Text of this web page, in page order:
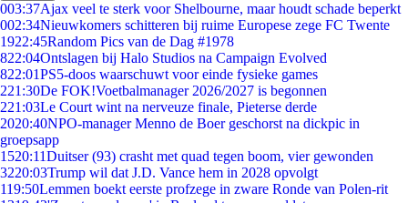
003:37Ajax veel te sterk voor Shelbourne, maar houdt schade beperkt
002:34Nieuwkomers schitteren bij ruime Europese zege FC Twente
1922:45Random Pics van de Dag #1978
822:04Ontslagen bij Halo Studios na Campaign Evolved
822:01PS5-doos waarschuwt voor einde fysieke games
221:30De FOK!Voetbalmanager 2026/2027 is begonnen
221:03Le Court wint na nerveuze finale, Pieterse derde
2020:40NPO-manager Menno de Boer geschorst na dickpic in
groepsapp
1520:11Duitser (93) crasht met quad tegen boom, vier gewonden
3220:03Trump wil dat J.D. Vance hem in 2028 opvolgt
119:50Lemmen boekt eerste profzege in zware Ronde van Polen-rit